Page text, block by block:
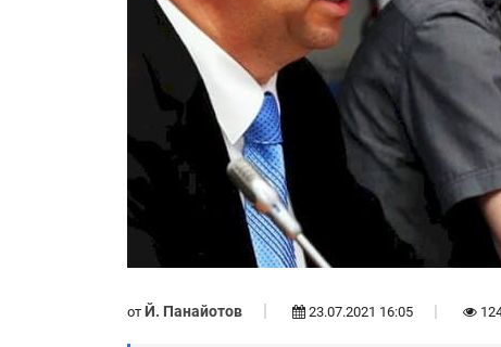
от Й. Панайотов 23.07.2021 16:05